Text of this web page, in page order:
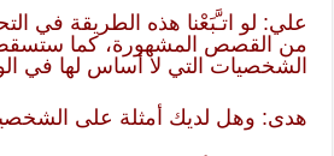
علي: لو اتـَّبَعْنا هذه الطريقة في
من القصص المشهورة، كما
الشخصيات التي لا أساس لها في
هدى: وهل لديك أمثلة على